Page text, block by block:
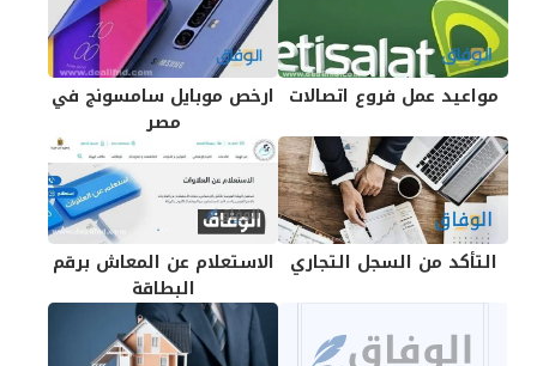
مواعيد عمل فروع اتصالات ارخص موبايل سامسونج في
مصر
التأكد من السجل التجاري الاستعلام عن المعاش برقم
البطاقة